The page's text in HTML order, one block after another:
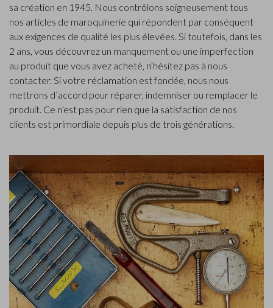
sa création en 1945. Nous contrôlons soigneusement tous
nos articles de maroquinerie qui répondent par conséquent
aux exigences de qualité les plus élevées. Si toutefois, dans les
2 ans, vous découvrez un manquement ou une imperfection
au produit que vous avez acheté, n’hésitez pas à nous
contacter. Si votre réclamation est fondée, nous nous
mettrons d’accord pour réparer, indemniser ou remplacer le
produit. Ce n’est pas pour rien que la satisfaction de nos
clients est primordiale depuis plus de trois générations.